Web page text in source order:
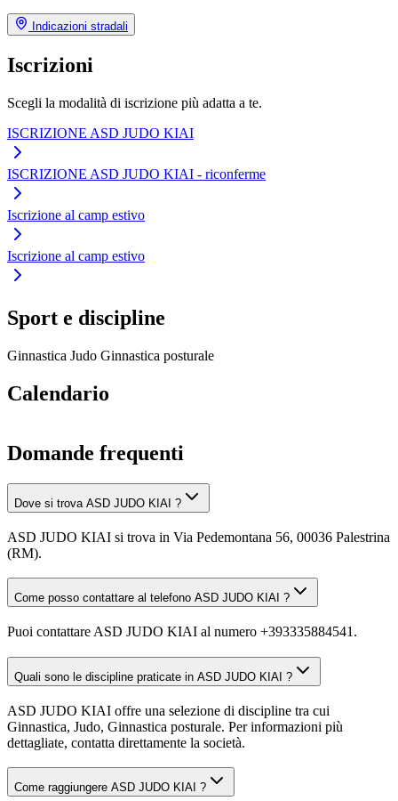
Indicazioni stradali
Iscrizioni
Scegli la modalità di iscrizione più adatta a te.
ISCRIZIONE ASD JUDO KIAI
ISCRIZIONE ASD JUDO KIAI - riconferme
Iscrizione al camp estivo
Iscrizione al camp estivo
Sport e discipline
Ginnastica Judo Ginnastica posturale
Calendario
Domande frequenti
Dove si trova ASD JUDO KIAI ?
ASD JUDO KIAI si trova in Via Pedemontana 56, 00036 Palestrina
(RM).
Come posso contattare al telefono ASD JUDO KIAI ?
Puoi contattare ASD JUDO KIAI al numero +393335884541.
Quali sono le discipline praticate in ASD JUDO KIAI ?
ASD JUDO KIAI offre una selezione di discipline tra cui
Ginnastica, Judo, Ginnastica posturale. Per informazioni più
dettagliate, contatta direttamente la società.
Come raggiungere ASD JUDO KIAI ?